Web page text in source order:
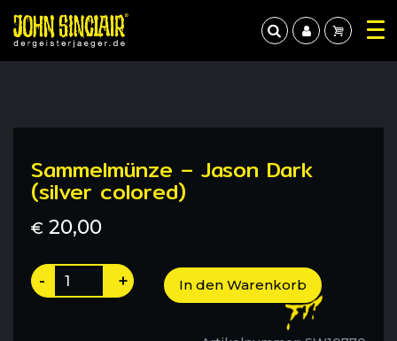
Sammelmünze – Jason Dark
(silver colored)
€ 20,00
Sammelmünze
-
- + In den Warenkorb